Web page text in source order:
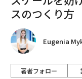
スのつくり方
Eugenia
著者フォロー